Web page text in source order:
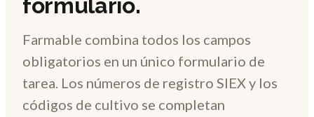
formulario.
Farmable combina todos los campos
obligatorios en un único formulario de
tarea. Los números de registro SIEX y los
códigos de cultivo se completan